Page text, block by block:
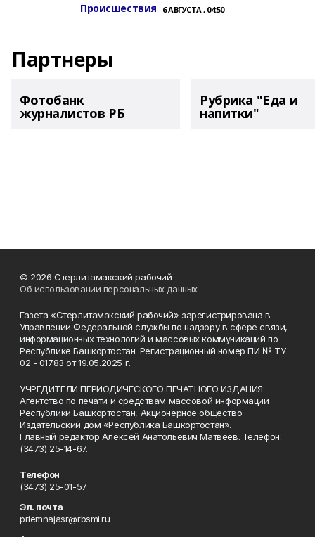
Происшествия 6 АВГУСТА , 04:50
Партнеры
Фотобанк
журналистов РБ
Рубрика "Еда и
напитки"
© 2026 Стерлитамакский рабочий
Об использовании персональных данных
Газета «Стерлитамакский рабочий» зарегистрирована в
Управлении Федеральной службы по надзору в сфере связи,
информационных технологий и массовых коммуникаций по
Республике Башкортостан. Регистрационный номер ПИ № ТУ
02 - 01783 от 19.05.2025 г.
УЧРЕДИТЕЛИ ПЕРИОДИЧЕСКОГО ПЕЧАТНОГО ИЗДАНИЯ:
Агентство по печати и средствам массовой информации
Республики Башкортостан, Акционерное общество
Издательский дом «Республика Башкортостан».
Главный редактор Алексей Анатольевич Матвеев. Телефон:
(3473) 25-14-67.
Телефон
(3473) 25-01-57
Эл. почта
priemnajasr@rbsmi.ru